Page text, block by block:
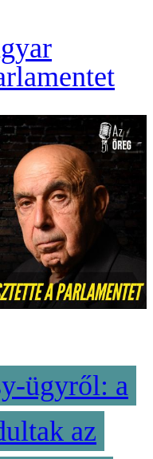
ügyről: a
az